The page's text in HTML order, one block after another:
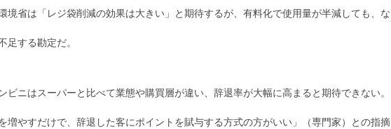
境省は「レジ袋削減の効果は大きい」と期待するが、有料化で使用量が半減しても、な
足する勘定だ。
ニはスーパーと比べて業態や購買層が違い、辞退率が大幅に高まると期待できない。
増やすだけで、辞退した客にポイントを賦与する方式の方がいい」（専門家）との指摘